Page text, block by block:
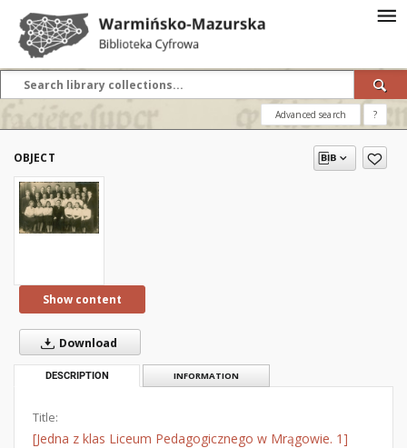
Advanced search ?
OBJECT
Show content
Download
DESCRIPTION INFORMATION
Title:
[Jedna z klas Liceum Pedagogicznego w Mrągowie. 1]